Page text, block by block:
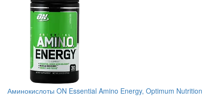
Аминокислоты ON Essential Amino Energy, Optimum Nutrition